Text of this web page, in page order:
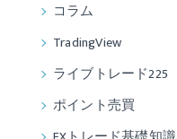
コラム
TradingView
ライブトレード225
ポイント売買